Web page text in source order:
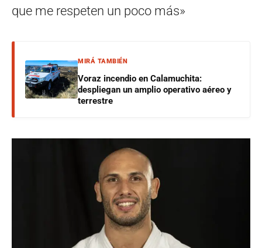
que me respeten un poco más»
MIRÁ TAMBIÉN
Voraz incendio en Calamuchita:
despliegan un amplio operativo aéreo y
terrestre